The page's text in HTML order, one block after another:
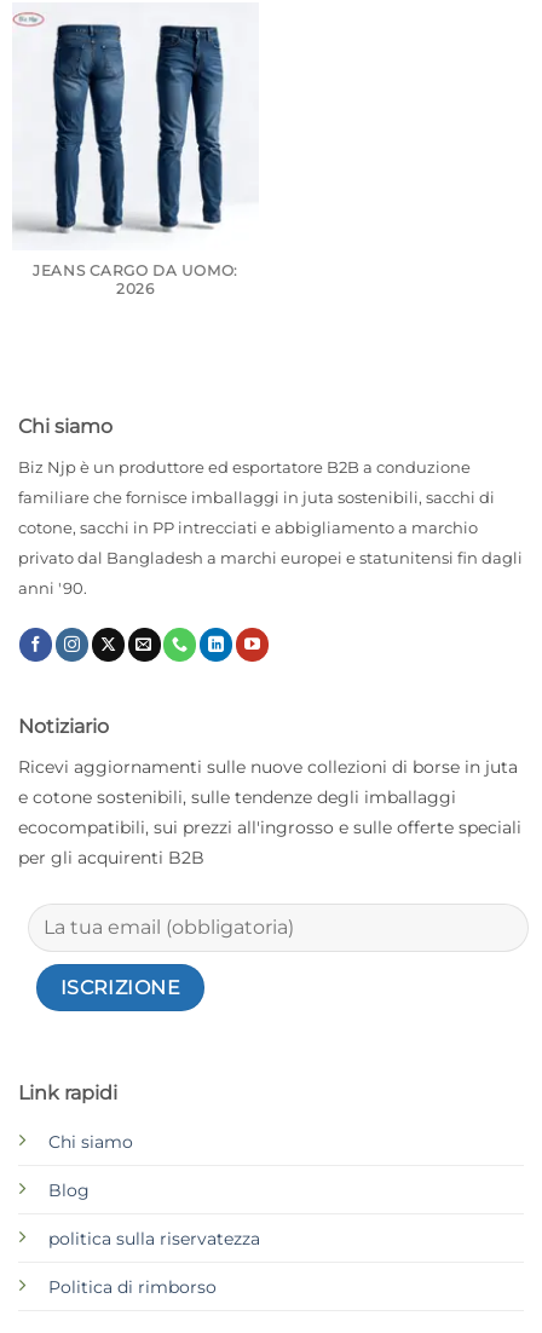
JEANS CARGO DA UOMO:
2026
Chi siamo
Biz Njp è un produttore ed esportatore B2B a conduzione
familiare che fornisce imballaggi in juta sostenibili, sacchi di
cotone, sacchi in PP intrecciati e abbigliamento a marchio
privato dal Bangladesh a marchi europei e statunitensi fin dagli
anni '90.
Link rapidi
Chi siamo
Blog
politica sulla riservatezza
Politica di rimborso
Notiziario
Ricevi aggiornamenti sulle nuove collezioni di borse in juta
e cotone sostenibili, sulle tendenze degli imballaggi
ecocompatibili, sui prezzi all'ingrosso e sulle offerte speciali
per gli acquirenti B2B